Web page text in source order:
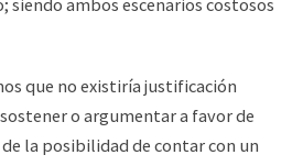
que no existiría justificación
o argumentar a favor de
la posibilidad de contar con un